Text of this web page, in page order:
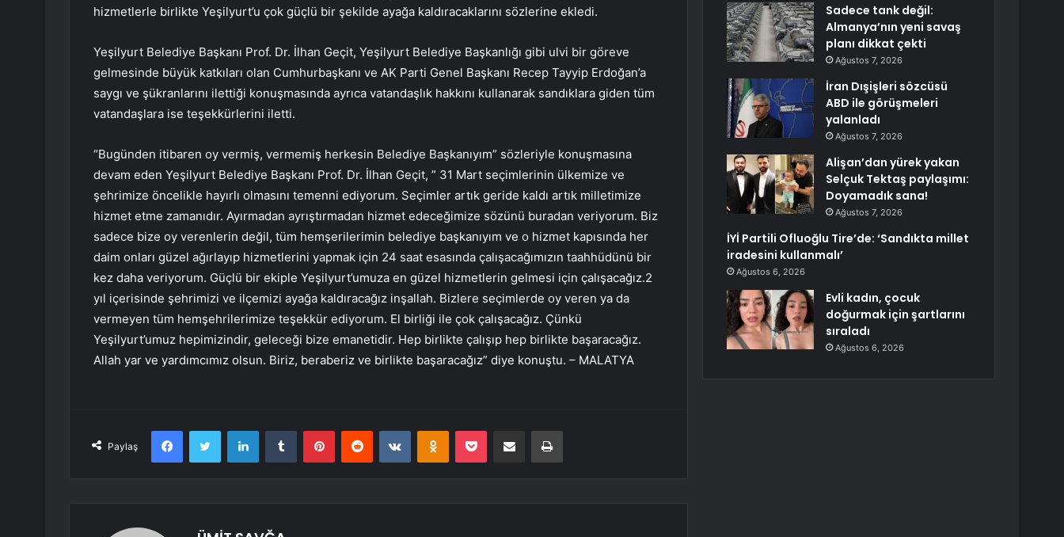
hizmetlerle birlikte Yeşilyurt’u çok güçlü bir şekilde ayağa kaldıracaklarını sözlerine ekledi.
Yeşilyurt Belediye Başkanı Prof. Dr. İlhan Geçit, Yeşilyurt Belediye Başkanlığı gibi ulvi bir göreve
gelmesinde büyük katkıları olan Cumhurbaşkanı ve AK Parti Genel Başkanı Recep Tayyip Erdoğan’a
saygı ve şükranlarını ilettiği konuşmasında ayrıca vatandaşlık hakkını kullanarak sandıklara giden tüm
vatandaşlara ise teşekkürlerini iletti.
“Bugünden itibaren oy vermiş, vermemiş herkesin Belediye Başkanıyım” sözleriyle konuşmasına
devam eden Yeşilyurt Belediye Başkanı Prof. Dr. İlhan Geçit, ” 31 Mart seçimlerinin ülkemize ve
şehrimize öncelikle hayırlı olmasını temenni ediyorum. Seçimler artık geride kaldı artık milletimize
hizmet etme zamanıdır. Ayırmadan ayrıştırmadan hizmet edeceğimize sözünü buradan veriyorum. Biz
sadece bize oy verenlerin değil, tüm hemşerilerimin belediye başkanıyım ve o hizmet kapısında her
daim onları güzel ağırlayıp hizmetlerini yapmak için 24 saat esasında çalışacağımızın taahhüdünü bir
kez daha veriyorum. Güçlü bir ekiple Yeşilyurt’umuza en güzel hizmetlerin gelmesi için çalışacağız.2
yıl içerisinde şehrimizi ve ilçemizi ayağa kaldıracağız inşallah. Bizlere seçimlerde oy veren ya da
vermeyen tüm hemşehrilerimize teşekkür ediyorum. El birliği ile çok çalışacağız. Çünkü
Yeşilyurt’umuz hepimizindir, geleceği bize emanetidir. Hep birlikte çalışıp hep birlikte başaracağız.
Allah yar ve yardımcımız olsun. Biriz, beraberiz ve birlikte başaracağız” diye konuştu. – MALATYA
Paylaş
FacebookTwitter LinkedInTumblr PinterestReddit VKontakteOdnoklassniki
Pocket E-Posta ile paylaş Yazdır
Sadece tank değil:
Almanya’nın yeni savaş
planı dikkat çekti
Ağustos 7, 2026
İran Dışişleri sözcüsü
ABD ile görüşmeleri
yalanladı
Ağustos 7, 2026
Alişan’dan yürek yakan
Selçuk Tektaş paylaşımı:
Doyamadık sana!
Ağustos 7, 2026
İYİ Partili Ofluoğlu Tire’de: ‘Sandıkta millet
iradesini kullanmalı’
Ağustos 6, 2026
Evli kadın, çocuk
doğurmak için şartlarını
sıraladı
Ağustos 6, 2026